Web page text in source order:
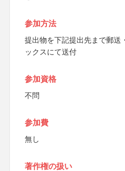
参加方法
提出物を下記提出先まで郵送
ックスにて送付
参加資格
不問
参加費
無し
著作権の扱い